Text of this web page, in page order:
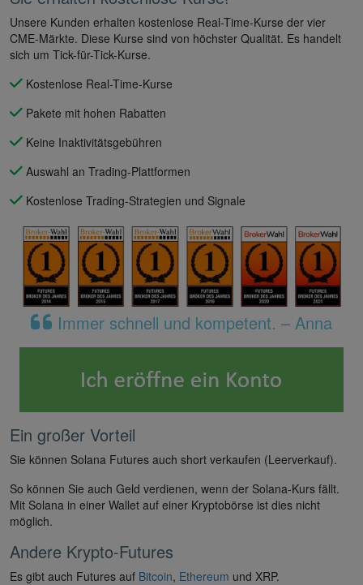
Unsere Kunden erhalten kostenlose Real-Time-Kurse der vier
CME-Märkte. Diese Kurse sind von höchster Qualität. Es handelt
sich um Tick-für-Tick-Kurse.
Kostenlose Real-Time-Kurse
Pakete mit hohen Rabatten
Keine Inaktivitätsgebühren
Auswahl an Trading-Plattformen
Kostenlose Trading-Strategien und Signale
Immer schnell und kompetent. – Anna
Ein großer Vorteil
Sie können Solana Futures auch short verkaufen (Leerverkauf).
So können Sie auch Geld verdienen, wenn der Solana-Kurs fällt.
Mit Solana in einer Wallet auf einer Kryptobörse ist dies nicht
möglich.
Andere Krypto-Futures
Es gibt auch Futures auf Bitcoin, Ethereum und XRP.